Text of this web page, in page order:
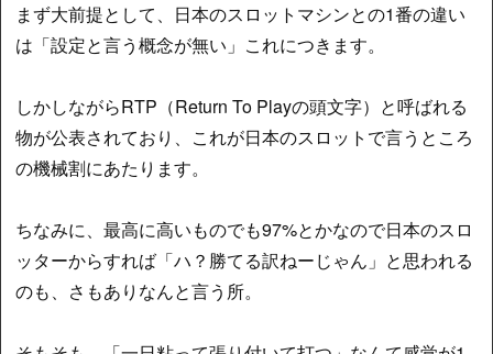
まず大前提として、日本のスロットマシンとの1番の違い
は「設定と言う概念が無い」これにつきます。
しかしながらRTP（Return To Playの頭文字）と呼ばれる
物が公表されており、これが日本のスロットで言うところ
の機械割にあたります。
ちなみに、最高に高いものでも97%とかなので日本のスロ
ッターからすれば「ハ？勝てる訳ねーじゃん」と思われる
のも、さもありなんと言う所。